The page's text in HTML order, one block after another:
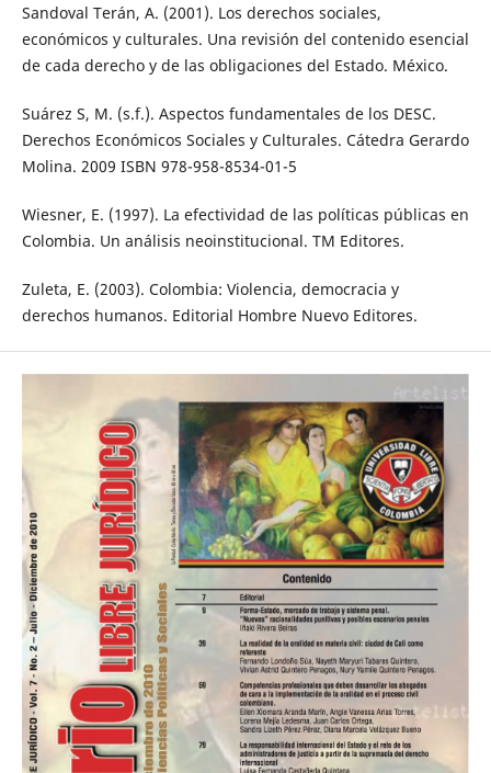
Sandoval Terán, A. (2001). Los derechos sociales,
económicos y culturales. Una revisión del contenido esencial
de cada derecho y de las obligaciones del Estado. México.
Suárez S, M. (s.f.). Aspectos fundamentales de los DESC.
Derechos Económicos Sociales y Culturales. Cátedra Gerardo
Molina. 2009 ISBN 978-958-8534-01-5
Wiesner, E. (1997). La efectividad de las políticas públicas en
Colombia. Un análisis neoinstitucional. TM Editores.
Zuleta, E. (2003). Colombia: Violencia, democracia y
derechos humanos. Editorial Hombre Nuevo Editores.